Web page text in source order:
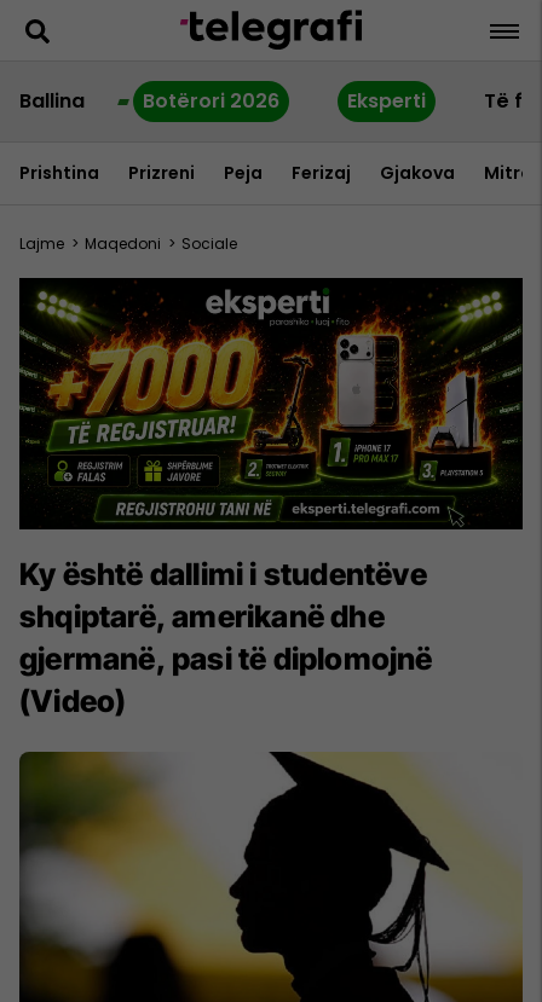
Ballina Botërori 2026 Eksperti Të
Prishtina Prizreni Peja Ferizaj Gjakova
Lajme > Maqedoni > Sociale
Ky është dallimi i studentëve
shqiptarë, amerikanë dhe
gjermanë, pasi të diplomojnë
(Video)